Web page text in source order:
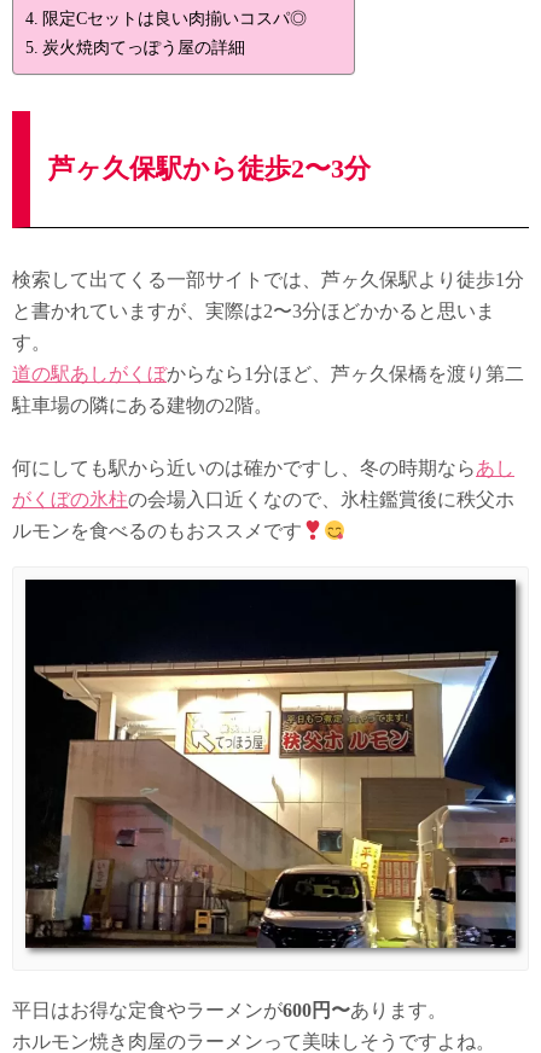
限定Cセットは良い肉揃いコスパ◎
炭火焼肉てっぽう屋の詳細
芦ヶ久保駅から徒歩2〜3分
検索して出てくる一部サイトでは、芦ヶ久保駅より徒歩1分
と書かれていますが、実際は2〜3分ほどかかると思いま
す。
道の駅あしがくぼからなら1分ほど、芦ヶ久保橋を渡り第二
駐車場の隣にある建物の2階。
何にしても駅から近いのは確かですし、冬の時期ならあし
がくぼの氷柱の会場入口近くなので、氷柱鑑賞後に秩父ホ
ルモンを食べるのもおススメです
平日はお得な定食やラーメンが600円〜あります。
ホルモン焼き肉屋のラーメンって美味しそうですよね。